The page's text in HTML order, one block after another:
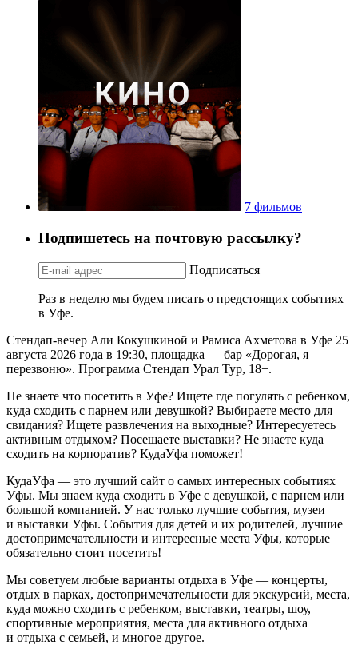
7 фильмов
Подпишетесь на почтовую рассылку?
Подписаться
Раз в неделю мы будем писать о предстоящих событиях
в Уфе.
Стендап-вечер Али Кокушкиной и Рамиса Ахметова в Уфе 25
августа 2026 года в 19:30, площадка — бар «Дорогая, я
перезвоню». Программа Стендап Урал Тур, 18+.
Не знаете что посетить в Уфе? Ищете где погулять с ребенком,
куда сходить с парнем или девушкой? Выбираете место для
свидания? Ищете развлечения на выходные? Интересуетесь
активным отдыхом? Посещаете выставки? Не знаете куда
сходить на корпоратив? КудаУфа поможет!
КудаУфа — это лучший сайт о самых интересных событиях
Уфы. Мы знаем куда сходить в Уфе с девушкой, с парнем или
большой компанией. У нас только лучшие события, музеи
и выставки Уфы. События для детей и их родителей, лучшие
достопримечательности и интересные места Уфы, которые
обязательно стоит посетить!
Мы советуем любые варианты отдыха в Уфе — концерты,
отдых в парках, достопримечательности для экскурсий, места,
куда можно сходить с ребенком, выставки, театры, шоу,
спортивные мероприятия, места для активного отдыха
и отдыха с семьей, и многое другое.